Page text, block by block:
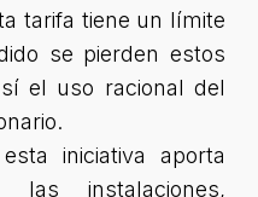
tarifa tiene un límite
se pierden estos
el uso racional del
iniciativa aporta
instalaciones,